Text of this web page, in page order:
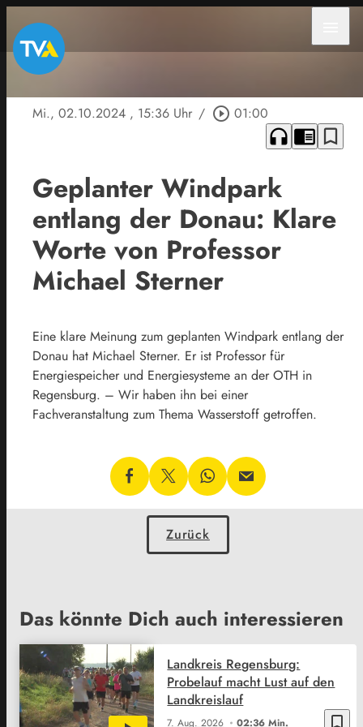
Mi., 02.10.2024 , 15:36 Uhr / play_circle_outline 01:00
headphones chrome_reader_mode bookmark_border
Geplanter Windpark
entlang der Donau: Klare
Worte von Professor
Michael Sterner
Eine klare Meinung zum geplanten Windpark entlang der
Donau hat Michael Sterner. Er ist Professor für
Energiespeicher und Energiesysteme an der OTH in
Regensburg. – Wir haben ihn bei einer
Fachveranstaltung zum Thema Wasserstoff getroffen.
Zurück
Das könnte Dich auch interessieren
bookmark_border
7. Aug. 2026 02:36 Min.
Landkreis Regensburg:
Probelauf macht Lust auf den
Landkreislauf